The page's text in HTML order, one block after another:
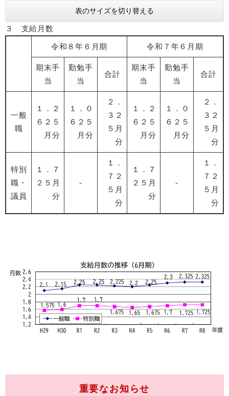
表のサイズを切り替える
３ 支給月数
令和８年６月期 令和７年６月期
期末手
当
勤勉手
当
合計
期末手
当
勤勉手
当
合計
一般
職
１．２
６２５
月分
１．０
６２５
月分
２．
３２
５月
分
１．２
６２５
月分
１．０
６２５
月分
２．
３２
５月
分
特別
職・
議員
１．７
２５月
分
‐
１．
７２
５月
分
１．７
２５月
分
‐
１．
７２
５月
分
重要なお知らせ